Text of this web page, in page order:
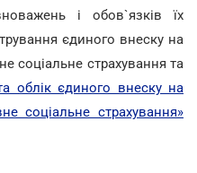
і обов`язків їх
єдиного внеску на
соціальне страхування та
облік єдиного внеску на
соціальне страхування»